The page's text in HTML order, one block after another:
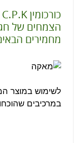
הצמחים של
מחמירים
לשימוש במוצר
במרכיבים